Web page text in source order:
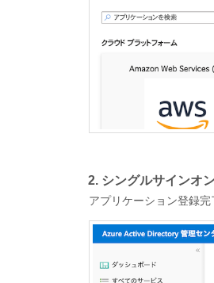
2. シングルサインオ
アプリケーション登録